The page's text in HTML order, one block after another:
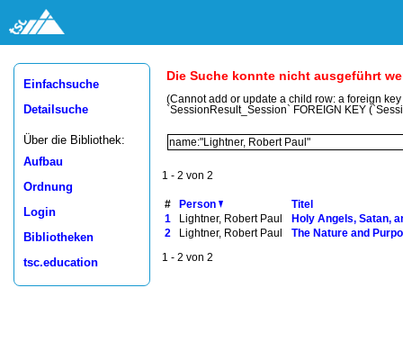
Einfachsuche
Detailsuche
Über die Bibliothek:
Aufbau
Ordnung
Login
Bibliotheken
tsc.education
Die Suche konnte nicht ausgeführt
(Cannot add or update a child row: a foreign
`SessionResult_Session` FOREIGN KEY
1 - 2 von 2
# Person
Titel
1
Lightner, Robert Paul
Holy Angels, Satan,
2
Lightner, Robert Paul The Nature and
1 - 2 von 2